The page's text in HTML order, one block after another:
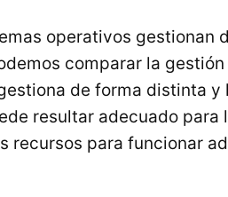
operativos gestionan
comparar la
de forma distinta y
resultar adecuado para
recursos para funcionar